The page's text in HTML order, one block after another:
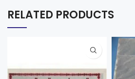
RELATED PRODUCTS